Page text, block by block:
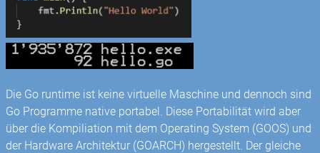
Die Go runtime ist keine virtuelle Maschine und dennoch sind
Go Programme native portabel. Diese Portabilität wird aber
über die Kompiliation mit dem Operating System (GOOS) und
der Hardware Architektur (GOARCH) hergestellt. Der gleiche